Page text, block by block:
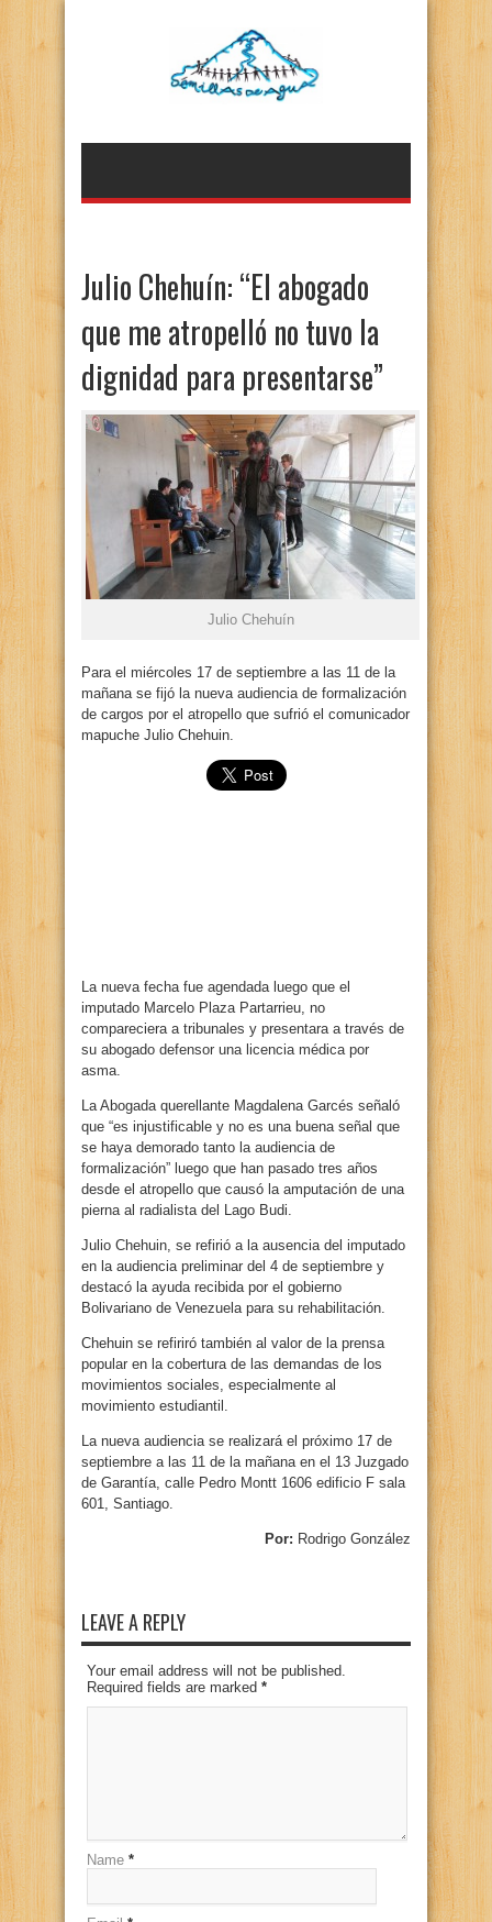
Julio Chehuín: “El abogado
que me atropelló no tuvo la
dignidad para presentarse”
Julio Chehuín
Para el miércoles 17 de septiembre a las 11 de la
mañana se fijó la nueva audiencia de formalización
de cargos por el atropello que sufrió el comunicador
mapuche Julio Chehuin.
La nueva fecha fue agendada luego que el
imputado Marcelo Plaza Partarrieu, no
compareciera a tribunales y presentara a través de
su abogado defensor una licencia médica por
asma.
La Abogada querellante Magdalena Garcés señaló
que “es injustificable y no es una buena señal que
se haya demorado tanto la audiencia de
formalización” luego que han pasado tres años
desde el atropello que causó la amputación de una
pierna al radialista del Lago Budi.
Julio Chehuin, se refirió a la ausencia del imputado
en la audiencia preliminar del 4 de septiembre y
destacó la ayuda recibida por el gobierno
Bolivariano de Venezuela para su rehabilitación.
Chehuin se refiriró también al valor de la prensa
popular en la cobertura de las demandas de los
movimientos sociales, especialmente al
movimiento estudiantil.
La nueva audiencia se realizará el próximo 17 de
septiembre a las 11 de la mañana en el 13 Juzgado
de Garantía, calle Pedro Montt 1606 edificio F sala
601, Santiago.
Por: Rodrigo González
LEAVE A REPLY
Your email address will not be published.
Required fields are marked *
Name *